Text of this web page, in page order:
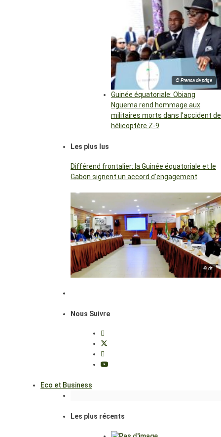
© Prensa de pdge
Guinée équatoriale: Obiang
Nguema rend hommage aux
militaires morts dans l’accident de
hélicoptère Z-9
Les plus lus
Différend frontalier: la Guinée équatoriale et le
Gabon signent un accord d’engagement
© dr
Nous Suivre
Eco et Business
Les plus récents